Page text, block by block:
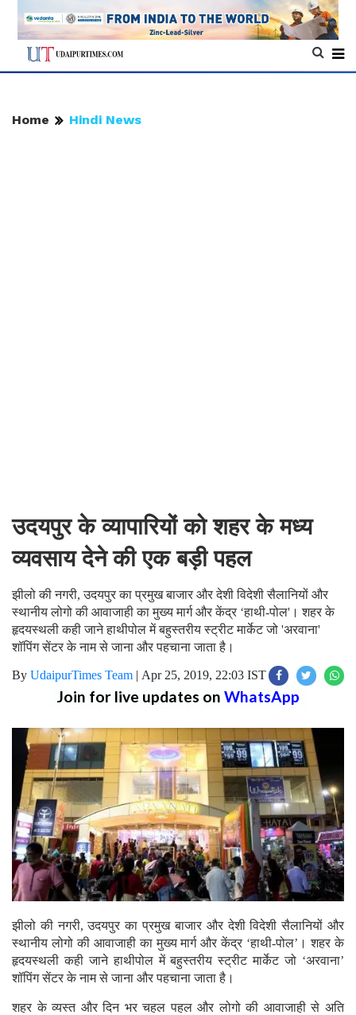
Home Hindi News
उदयपुर के व्यापारियों को शहर के मध्य
व्यवसाय देने की एक बड़ी पहल
झीलो की नगरी, उदयपुर का प्रमुख बाजार और देशी विदेशी सैलानियों और
स्थानीय लोगो की आवाजाही का मुख्य मार्ग और केंद्र ‘हाथी-पोल'। शहर के
हृदयस्थली कही जाने हाथीपोल में बहुस्तरीय स्ट्रीट मार्केट जो 'अरवाना'
शॉपिंग सेंटर के नाम से जाना और पहचाना जाता है।
By UdaipurTimes Team | Apr 25, 2019, 22:03 IST
Join for live updates on WhatsApp
झीलो की नगरी, उदयपुर का प्रमुख बाजार और देशी विदेशी सैलानियों और
स्थानीय लोगो की आवाजाही का मुख्य मार्ग और केंद्र ‘हाथी-पोल’। शहर के
हृदयस्थली कही जाने हाथीपोल में बहुस्तरीय स्ट्रीट मार्केट जो ‘अरवाना’
शॉपिंग सेंटर के नाम से जाना और पहचाना जाता है।
शहर के व्यस्त और दिन भर चहल पहल और लोगो की आवाजाही से अति